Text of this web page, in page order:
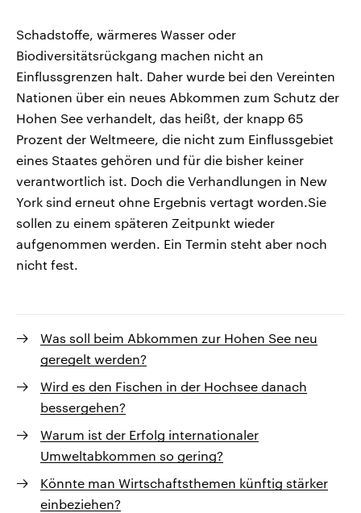
Schadstoffe, wärmeres Wasser oder
Biodiversitätsrückgang machen nicht an
Einflussgrenzen halt. Daher wurde bei den Vereinten
Nationen über ein neues Abkommen zum Schutz der
Hohen See verhandelt, das heißt, der knapp 65
Prozent der Weltmeere, die nicht zum Einflussgebiet
eines Staates gehören und für die bisher keiner
verantwortlich ist. Doch die Verhandlungen in New
York sind erneut ohne Ergebnis vertagt worden.Sie
sollen zu einem späteren Zeitpunkt wieder
aufgenommen werden. Ein Termin steht aber noch
nicht fest.
Was soll beim Abkommen zur Hohen See neu
geregelt werden?
Wird es den Fischen in der Hochsee danach
bessergehen?
Warum ist der Erfolg internationaler
Umweltabkommen so gering?
Könnte man Wirtschaftsthemen künftig stärker
einbeziehen?